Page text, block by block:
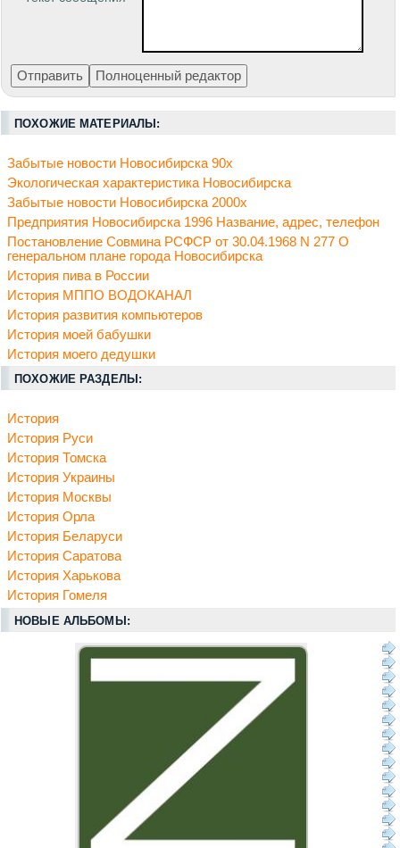
ПОХОЖИЕ МАТЕРИАЛЫ:
Забытые новости Новосибирска 90х
Экологическая характеристика Новосибирска
Забытые новости Новосибирска 2000х
Предприятия Новосибирска 1996 Название, адрес, телефон
Постановление Совмина РСФСР от 30.04.1968 N 277 О
генеральном плане города Новосибирска
История пива в России
История МППО ВОДОКАНАЛ
История развития компьютеров
История моей бабушки
История моего дедушки
ПОХОЖИЕ РАЗДЕЛЫ:
История
История Руси
История Томска
История Украины
История Москвы
История Орла
История Беларуси
История Саратова
История Харькова
История Гомеля
НОВЫЕ АЛЬБОМЫ: